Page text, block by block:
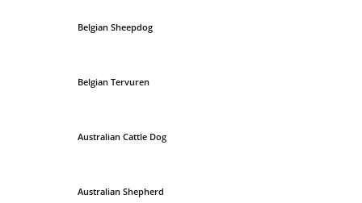
Belgian Sheepdog
Belgian Tervuren
Australian Cattle Dog
Australian Shepherd